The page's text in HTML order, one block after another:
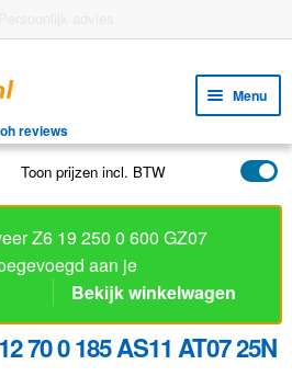
Menu
reviews
Toon prijzen incl. BTW
Z6 19 250 0 600 GZ07
aan je
Bekijk winkelwagen
70 0 185 AS11 AT07 25N